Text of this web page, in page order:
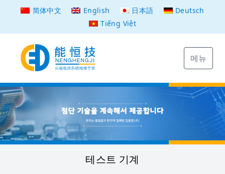
简体中文 English 日本語
Deutsch
Tiếng Việt
메뉴
테스트 기계